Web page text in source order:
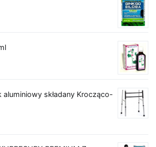
aluminiowy składany Krocząco-